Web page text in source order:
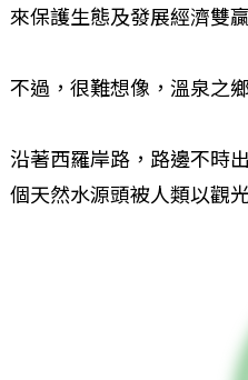
來保護生態及發展經濟雙
不過，很難想像，溫泉之
沿著西羅岸路，路邊不時
個天然水源頭被人類以觀